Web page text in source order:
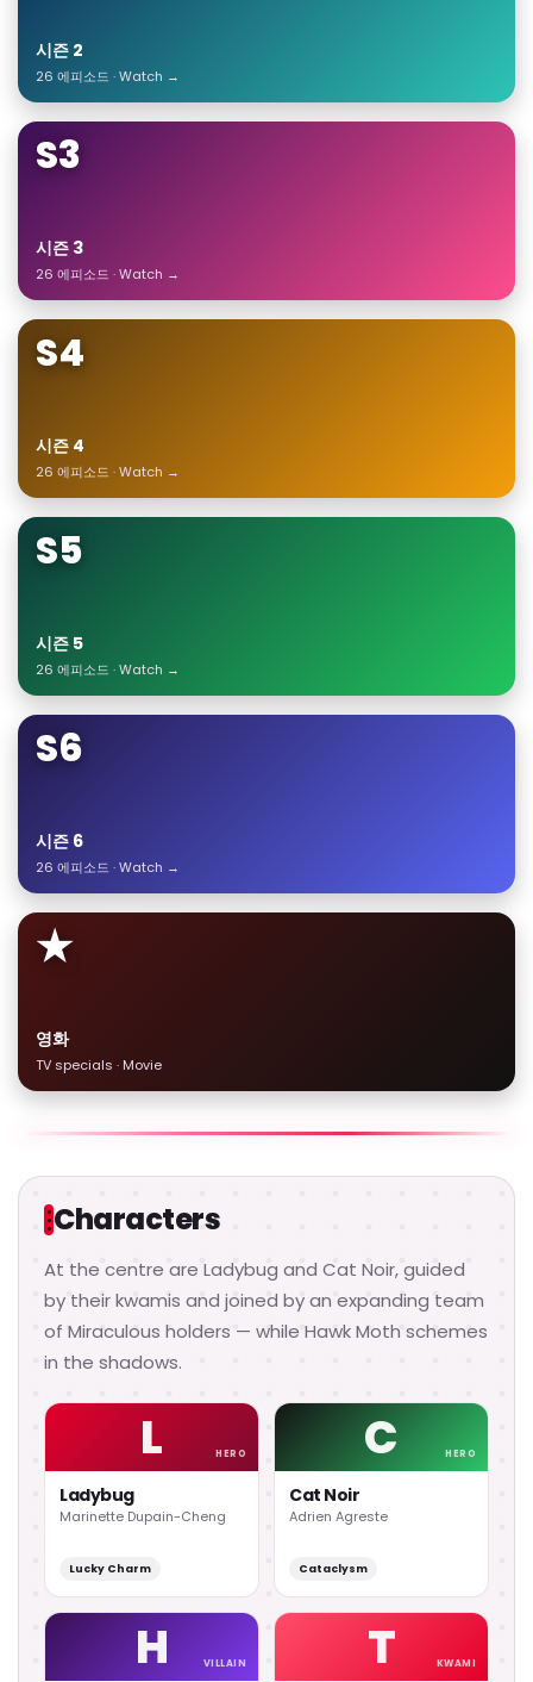
시즌 2
26 에피소드 · Watch →
S3
시즌 3
26 에피소드 · Watch →
S4
시즌 4
26 에피소드 · Watch →
S5
시즌 5
26 에피소드 · Watch →
S6
시즌 6
26 에피소드 · Watch →
★
영화
TV specials · Movie
Characters
At the centre are Ladybug and Cat Noir, guided
by their kwamis and joined by an expanding team
of Miraculous holders — while Hawk Moth schemes
in the shadows.
L HERO
Ladybug
Marinette Dupain-Cheng
Lucky Charm
C HERO
Cat Noir
Adrien Agreste
Cataclysm
H VILLAIN T KWAMI